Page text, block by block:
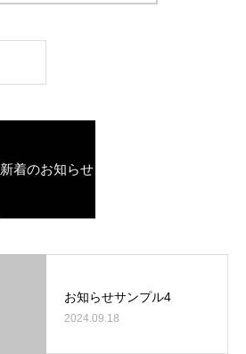
新着のお知らせ
お知らせサンプル4
2024.09.18